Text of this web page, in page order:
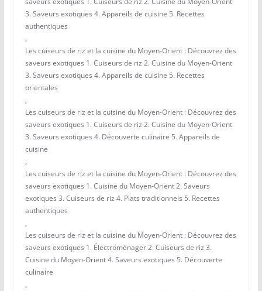
3. Saveurs exotiques 4. Appareils de cuisine 5. Recettes
authentiques
,
Les cuiseurs de riz et la cuisine du Moyen-Orient : Découvrez des
saveurs exotiques 1. Cuiseurs de riz 2. Cuisine du Moyen-Orient
3. Saveurs exotiques 4. Appareils de cuisine 5. Recettes
orientales
,
Les cuiseurs de riz et la cuisine du Moyen-Orient : Découvrez des
saveurs exotiques 1. Cuiseurs de riz 2. Cuisine du Moyen-Orient
3. Saveurs exotiques 4. Découverte culinaire 5. Appareils de
cuisine
,
Les cuiseurs de riz et la cuisine du Moyen-Orient : Découvrez des
saveurs exotiques 1. Cuisine du Moyen-Orient 2. Saveurs
exotiques 3. Cuiseurs de riz 4. Plats traditionnels 5. Recettes
authentiques
,
Les cuiseurs de riz et la cuisine du Moyen-Orient : Découvrez des
saveurs exotiques 1. Électroménager 2. Cuiseurs de riz 3.
Cuisine du Moyen-Orient 4. Saveurs exotiques 5. Découverte
culinaire
,